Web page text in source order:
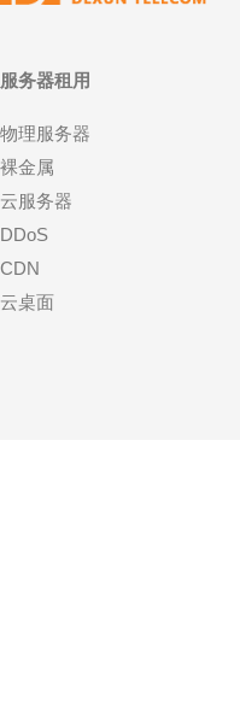
服务器租用
物理服务器
裸金属
云服务器
DDoS
CDN
云桌面